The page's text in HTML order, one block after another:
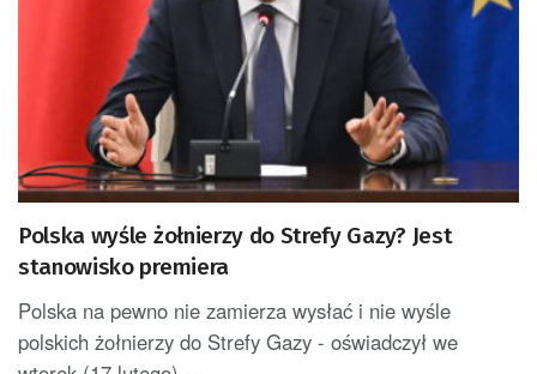
Polska wyśle żołnierzy do Strefy Gazy? Jest
stanowisko premiera
Polska na pewno nie zamierza wysłać i nie wyśle
polskich żołnierzy do Strefy Gazy - oświadczył we